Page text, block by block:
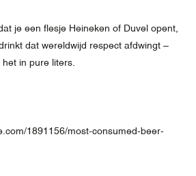
je een flesje Heineken of Duvel opent,
dat wereldwijd respect afdwingt –
in pure liters.
1891156/most-consumed-beer-